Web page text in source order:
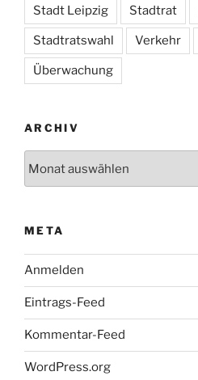
Stadt Leipzig Stadtrat
Stadtratswahl Verkehr
Überwachung
ARCHIV
META
Anmelden
Eintrags-Feed
Kommentar-Feed
WordPress.org